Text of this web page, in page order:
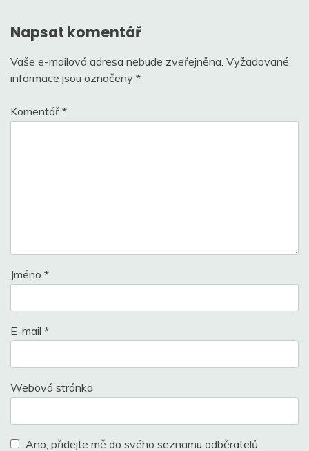
Napsat komentář
Vaše e-mailová adresa nebude zveřejněna. Vyžadované
informace jsou označeny *
Komentář *
Jméno *
E-mail *
Webová stránka
Ano, přidejte mě do svého seznamu odběratelů